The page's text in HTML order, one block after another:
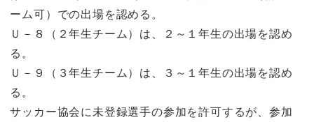
ーム可）での出場を認める。
Ｕ－８（２年生チーム）は、２～１年生の出場を認め
る。
Ｕ－９（３年生チーム）は、３～１年生の出場を認め
る。
サッカー協会に未登録選手の参加を許可するが、参加